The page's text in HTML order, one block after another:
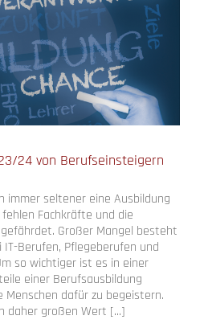
24 von Berufseinsteigern
immer seltener eine Ausbildung
Fachkräfte und die
Großer Mangel besteht
Berufen, Pflegeberufen und
so wichtiger ist es in einer
einer Berufsausbildung
dafür zu begeistern.
daher großen Wert [...]